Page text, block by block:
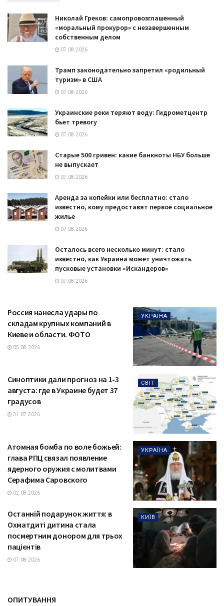
Николай Греков: самопровозглашенный
«моральный прокурор» с незавершенным
собственным делом
07.08.2026
Трамп законодательно запретил «родильный
туризм» в США
07.08.2026
Украинские реки теряют воду: Гидрометцентр
бьет тревогу
07.08.2026
Старые 500 гривен: какие банкноты НБУ больше
не выпускает
07.08.2026
Аренда за копейки или бесплатно: стало
известно, кому предоставят первое социальное
жилье
07.08.2026
Осталось всего несколько минут: стало
известно, как Украина может уничтожать
пусковые установки «Искандеров»
07.08.2026
УКРАЇНА
Россия нанесла удары по
складам крупных компаний в
Киеве и области. ФОТО
05.08.2026
СВІТ
Синоптики дали прогноз на 1-3
августа: где в Украине будет 37
градусов
31.07.2026
УКРАЇНА
Атомная бомба по воле божьей:
глава РПЦ связал появление
ядерного оружия с молитвами
Серафима Саровского
02.08.2026
КИЇВ
Останній подарунок життя: в
Охматдиті дитина стала
посмертним донором для трьох
пацієнтів
07.08.2026
ОПИТУВАННЯ